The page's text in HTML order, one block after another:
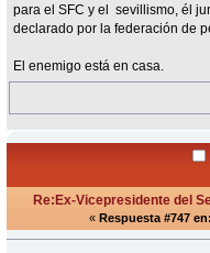
para el SFC y el sevillismo, él
declarado por la federación de
El enemigo está en casa.
Re:Ex-Vicepresidente del
« Respuesta #747 en: